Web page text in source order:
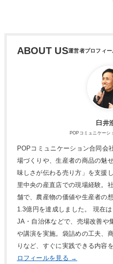
ABOUT US
臼井
POPコミュニケーシ
POPコミュニケーション合同会
場づくりや、生産者の商品の魅
味しさが伝わる売り方」を支援
里中央の産直店での現場経験。
舗で、農産物の価値や生産者の
1.3億円を達成しました。 現在
JA・自治体などで、売場改善や
や講演を実施。袋詰めの工夫、
りなど、すぐに実践できる内容
ロフィールを見る →